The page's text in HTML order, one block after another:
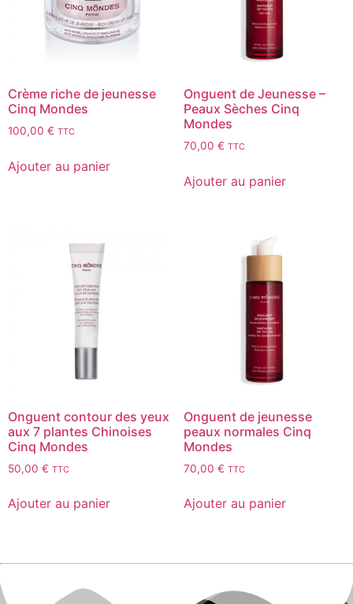
Crème riche de jeunesse
Cinq Mondes
100,00 € TTC
Ajouter au panier
Onguent de Jeunesse –
Peaux Sèches Cinq
Mondes
70,00 € TTC
Ajouter au panier
Onguent contour des yeux
aux 7 plantes Chinoises
Cinq Mondes
50,00 € TTC
Ajouter au panier
Onguent de jeunesse
peaux normales Cinq
Mondes
70,00 € TTC
Ajouter au panier